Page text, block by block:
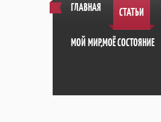
ГЛАВНАЯ СТАТЬИ
МОЙ МИР,МОЁ СОСТОЯНИЕ